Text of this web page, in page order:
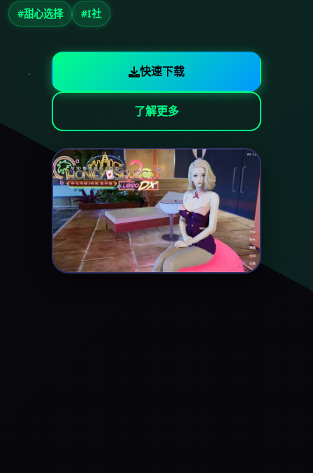
#甜心选择 #I社
快速下载
了解更多